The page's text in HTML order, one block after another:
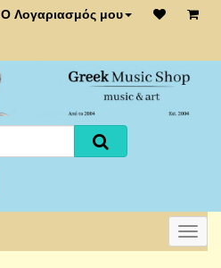
Ο Λογαριασμός μου